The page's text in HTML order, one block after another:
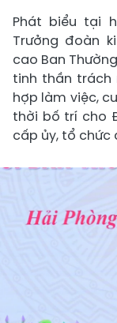
Phát biểu tại
Trưởng đoàn
cao Ban
tinh thần trách
hợp làm việc,
thời bố trí cho
cấp ủy, tổ